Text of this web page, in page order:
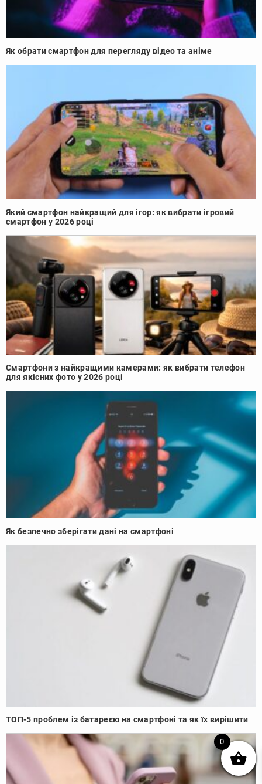
Як обрати смартфон для перегляду відео та аніме
Який смартфон найкращий для ігор: як вибрати ігровий
смартфон у 2026 році
Смартфони з найкращими камерами: як вибрати телефон
для якісних фото у 2026 році
Як безпечно зберігати дані на смартфоні
ТОП-5 проблем із батареєю на смартфоні та як їх вирішити
0